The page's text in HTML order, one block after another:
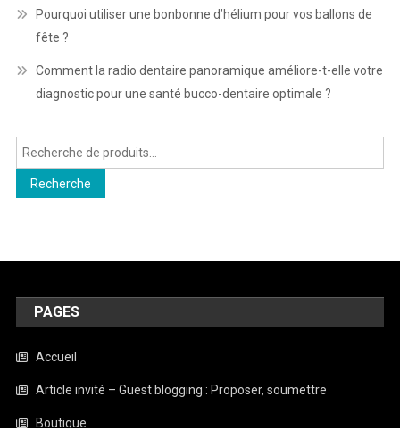
Pourquoi utiliser une bonbonne d’hélium pour vos ballons de
fête ?
Comment la radio dentaire panoramique améliore-t-elle votre
diagnostic pour une santé bucco-dentaire optimale ?
Recherche
pour :
Recherche
PAGES
Accueil
Article invité – Guest blogging : Proposer, soumettre
Boutique